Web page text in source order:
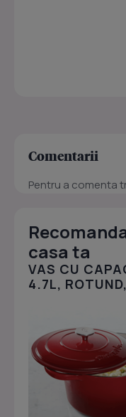
Comentarii
Pentru a comenta
casa ta
VAS CU
4.7L,